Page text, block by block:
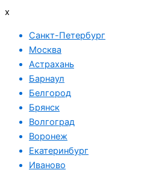
x
Санкт-Петербург
Москва
Астрахань
Барнаул
Белгород
Брянск
Волгоград
Воронеж
Екатеринбург
Иваново